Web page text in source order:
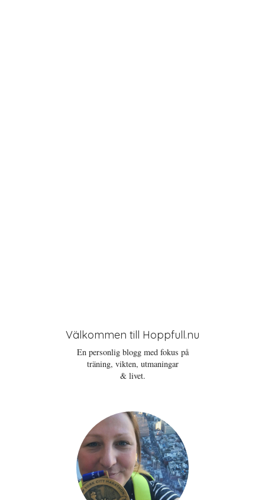
Välkommen till Hoppfull.nu
En personlig blogg med fokus på
träning, vikten, utmaningar
& livet.